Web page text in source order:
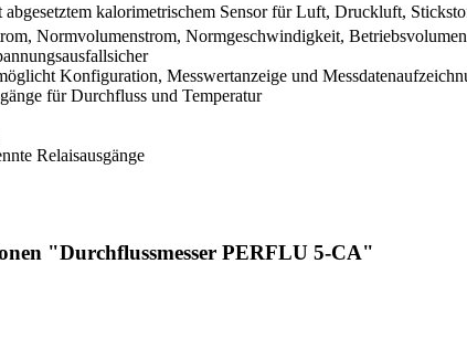
abgesetztem kalorimetrischem Sensor für Luft, Druckluft,
Normvolumenstrom, Normgeschwindigkeit,
Konfiguration, Messwertanzeige und
für Durchfluss und Temperatur
Relaisausgänge
"Durchflussmesser PERFLU 5-CA"